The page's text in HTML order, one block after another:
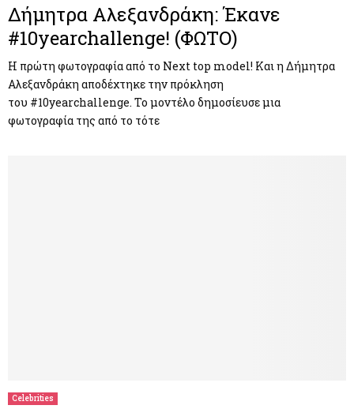
Δήμητρα Αλεξανδράκη: Έκανε
#10yearchallenge! (ΦΩΤΟ)
Η πρώτη φωτογραφία από το Next top model! Και η Δήμητρα
Αλεξανδράκη αποδέχτηκε την πρόκληση
του #10yearchallenge. Το μοντέλο δημοσίευσε μια
φωτογραφία της από το τότε
Celebrities